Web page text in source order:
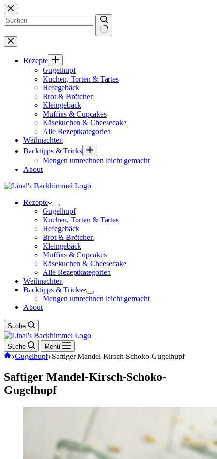
Zum
Inhalt
springen
Keine
Ergebnisse
Rezepte
Gugelhupf
Kuchen, Torten & Tartes
Hefegebäck
Brot & Brötchen
Kleingebäck
Muffins & Cupcakes
Käsekuchen & Cheesecake
Alle Rezeptkategorien
Weihnachten
Backtipps & Tricks
Mengen umrechnen leicht gemacht
About
Rezepte
Gugelhupf
Kuchen, Torten & Tartes
Hefegebäck
Brot & Brötchen
Kleingebäck
Muffins & Cupcakes
Käsekuchen & Cheesecake
Alle Rezeptkategorien
Weihnachten
Backtipps & Tricks
Mengen umrechnen leicht gemacht
About
Suche
Suche Menü
Start
Gugelhupf Saftiger Mandel-Kirsch-Schoko-Gugelhupf
Saftiger Mandel-Kirsch-Schoko-
Gugelhupf